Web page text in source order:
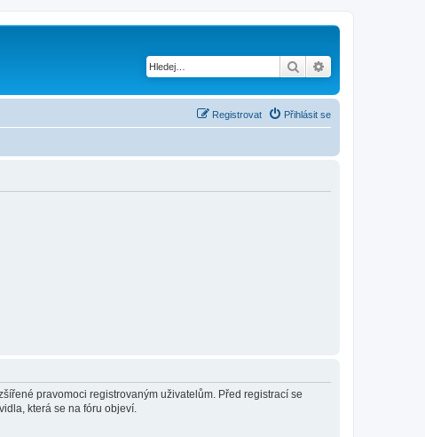
Hledat
Přihlásit se
Registrovat
pravomoci registrovaným uživatelům. Před registrací se
která se na fóru objeví.